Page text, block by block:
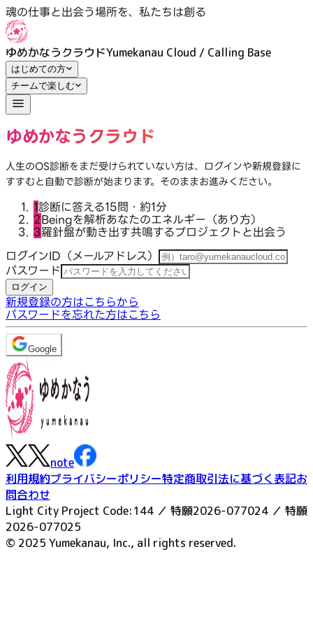
魂の仕事と出会う場所を、私たちは創る
ゆめかなうクラウドYumekanau Cloud / Calling Base
はじめての方
チームで楽しむ
ゆめかなうクラウド
人生のOS診断をまだ受けられていない方は、ログインや新規登録に
すすむと自動で診断が始まります。そのままお進みください。
1診断に答える15問・約1分
2Beingを解析あなたのエネルギー（あり方）
3羅針盤が動き出す共鳴するプロジェクトと出会う
ログインID（メールアドレス）
パスワード
ログイン
新規登録の方はこちらから
パスワードを忘れた方はこちら
Google
note
利用規約プライバシーポリシー特定商取引法に基づく表記お
問合わせ
Light City Project Code:144 ／ 特願2026-077024 ／ 特願
2026-077025
© 2025 Yumekanau, Inc., all rights reserved.
魂の仕事の扉をひらく｜ログイン｜ゆめかなうクラウド